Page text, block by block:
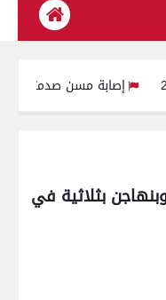
مسن صدمته سيارة نقل
بثلاثية في